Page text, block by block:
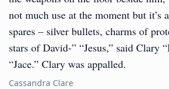
not much use at the moment but it’s
spares – silver bullets, charms of
stars of David-” “Jesus,” said Clary
“Jace.” Clary was appalled.
Cassandra Clare